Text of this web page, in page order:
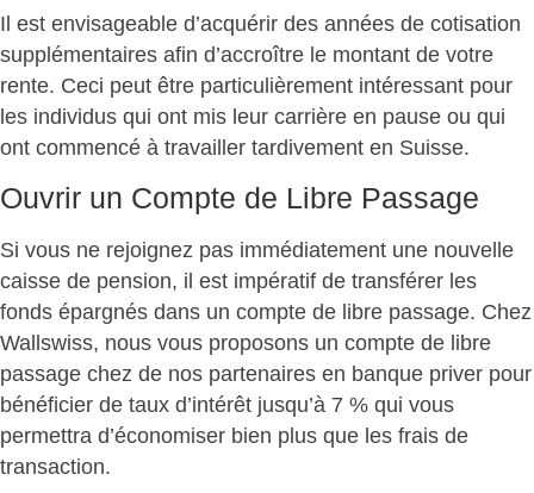
Il est envisageable d’acquérir des années de cotisation
supplémentaires afin d’accroître le montant de votre
rente. Ceci peut être particulièrement intéressant pour
les individus qui ont mis leur carrière en pause ou qui
ont commencé à travailler tardivement en Suisse.
Ouvrir un Compte de Libre Passage
Si vous ne rejoignez pas immédiatement une nouvelle
caisse de pension, il est impératif de transférer les
fonds épargnés dans un compte de libre passage. Chez
Wallswiss, nous vous proposons un compte de libre
passage chez de nos partenaires en banque priver pour
bénéficier de taux d’intérêt jusqu’à 7 % qui vous
permettra d’économiser bien plus que les frais de
transaction.